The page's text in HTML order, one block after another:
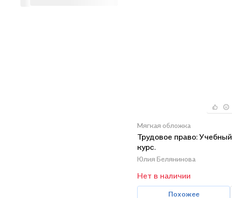
Мягкая обложка
Трудовое право: Учебный
курс.
Юлия Белянинова
Нет в наличии
Похожее